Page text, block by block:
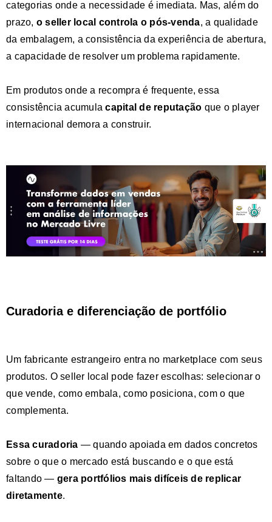
categorias onde a necessidade é imediata. Mas, além do
prazo, o seller local controla o pós-venda, a qualidade
da embalagem, a consistência da experiência de abertura,
a capacidade de resolver um problema rapidamente.
Em produtos onde a recompra é frequente, essa
consistência acumulacapital de reputação que o player
internacional demora a construir.
Curadoria e diferenciação de portfólio
Um fabricante estrangeiro entra no marketplace com seus
produtos. O seller local pode fazer escolhas: selecionar o
que vende, como embala, como posiciona, com o que
complementa.
Essa curadoria — quando apoiada em dados concretos
sobre o que o mercado está buscando e o que está
faltando — gera portfólios mais difíceis de replicar
diretamente.